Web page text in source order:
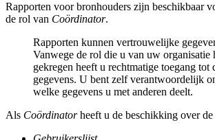
Rapporten voor bronhouders zijn beschikbaar
de rol van Coördinator.
Rapporten kunnen vertrouwelijke
Vanwege de rol die u van uw organisatie
gekregen heeft u rechtmatige toegang tot
gegevens. U bent zelf verantwoordelijk
welke gegevens u met anderen deelt.
Als Coördinatorheeft u de beschikking over